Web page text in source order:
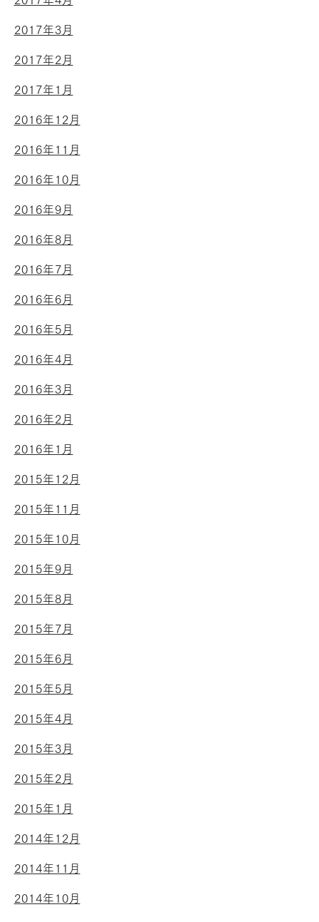
2017年3月
2017年2月
2017年1月
2016年12月
2016年11月
2016年10月
2016年9月
2016年8月
2016年7月
2016年6月
2016年5月
2016年4月
2016年3月
2016年2月
2016年1月
2015年12月
2015年11月
2015年10月
2015年9月
2015年8月
2015年7月
2015年6月
2015年5月
2015年4月
2015年3月
2015年2月
2015年1月
2014年12月
2014年11月
2014年10月